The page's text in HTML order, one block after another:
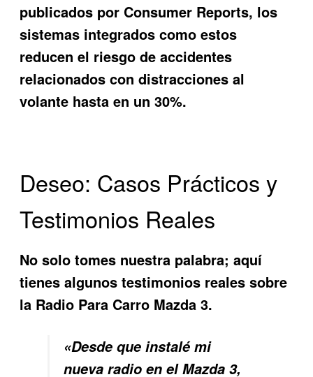
publicados por Consumer Reports, los
sistemas integrados como estos
reducen el riesgo de accidentes
relacionados con distracciones al
volante hasta en un 30%.
Deseo: Casos Prácticos y
Testimonios Reales
No solo tomes nuestra palabra; aquí
tienes algunos testimonios reales sobre
la Radio Para Carro Mazda 3.
«Desde que instalé mi
nueva radio en el Mazda 3,